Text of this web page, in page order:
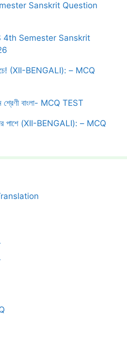
Sanskrit Question
4th Semester Sanskrit
(XII-BENGALI): – MCQ
শ্রেণী বাংলা- MCQ TEST
পাশে (XII-BENGALI): – MCQ